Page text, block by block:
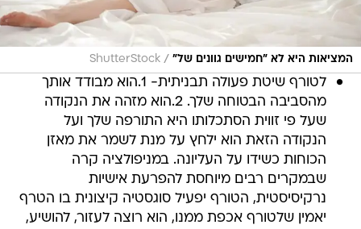
המציאות היא לא "חמישים גוונים של" /
ShutterStock
לטורף שיטת פעולה תבניתית- 1.הוא מבודד אותך
מהסביבה הבטוחה שלך. 2.הוא מזהה את הנקודה
שעל פי זווית הסתכלותו היא התורפה שלך ועל
הנקודה הזאת הוא ילחץ על מנת לשמר את מאזן
הכוחות כשידו על העליונה. במניפולציה קרה
שבמקרים רבים מיוחסת להפרעת אישיות
נרקיסיסטית, הטורף יפעיל סוגסטיה קיצונית בו הטרף
יאמין שלטורף אכפת ממנו, הוא רוצה לעזור, להושיע,